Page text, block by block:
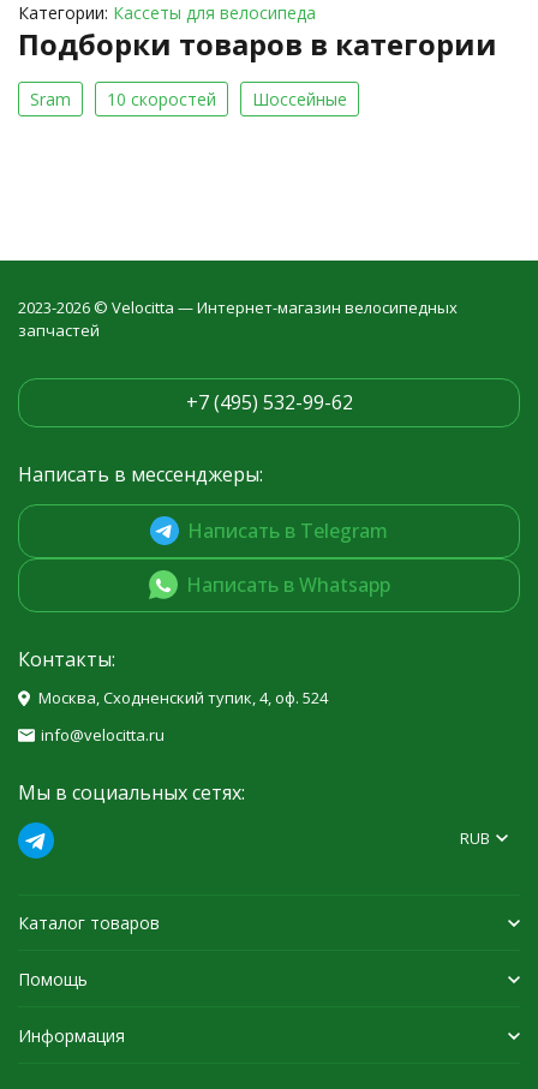
Категории: Кассеты для велосипеда
Подборки товаров в категории
Sram 10 скоростей Шоссейные
2023-2026 © Velocitta — Интернет-магазин велосипедных
запчастей
+7 (495) 532-99-62
Написать в мессенджеры:
Написать в Telegram
Написать в Whatsapp
Контакты:
Москва, Сходненский тупик, 4, оф. 524
info@velocitta.ru
Мы в социальных сетях:
RUB
Каталог товаров
Помощь
Информация